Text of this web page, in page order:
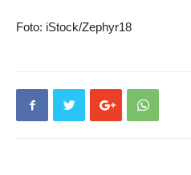
Foto: iStock/Zephyr18